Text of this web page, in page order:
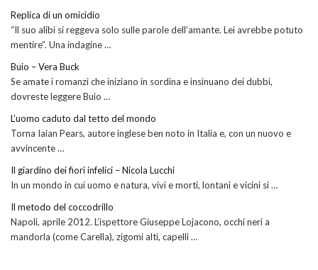
Replica di un omicidio
“Il suo alibi si reggeva solo sulle parole dell’amante. Lei avrebbe potuto
mentire”. Una indagine …
Buio – Vera Buck
Se amate i romanzi che iniziano in sordina e insinuano dei dubbi,
dovreste leggere Buio …
L’uomo caduto dal tetto del mondo
Torna Iaian Pears, autore inglese ben noto in Italia e, con un nuovo e
avvincente …
Il giardino dei fiori infelici – Nicola Lucchi
In un mondo in cui uomo e natura, vivi e morti, lontani e vicini si …
Il metodo del coccodrillo
Napoli, aprile 2012. L’ispettore Giuseppe Lojacono, occhi neri a
mandorla (come Carella), zigomi alti, capelli …